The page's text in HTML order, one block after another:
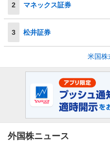
2 マネックス証券
3 松井証券
米国株
外国株ニュース